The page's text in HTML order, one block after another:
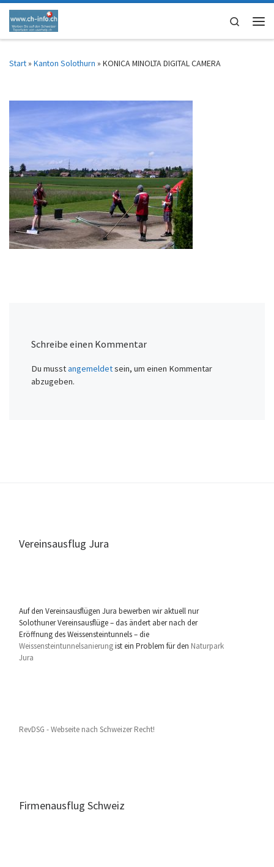
Zum Inhalt springen
Search
Start» Kanton Solothurn » KONICA MINOLTA DIGITAL CAMERA
Schreibe einen Kommentar
Du musstangemeldetsein, um einen Kommentar
abzugeben.
Vereinsausflug Jura
Auf den Vereinsausflügen Jura bewerben wir aktuell nur
Solothuner Vereinsausflüge – das ändert aber nach der
Eröffnung des Weissensteintunnels – die
Weissensteintunnelsanierungist ein Problem für den Naturpark
Jura
RevDSG - Webseite nach Schweizer Recht!
Firmenausflug Schweiz